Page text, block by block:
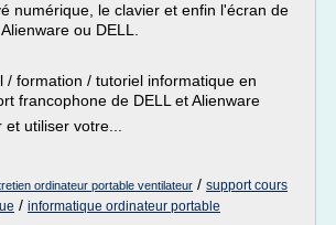
numérique, le clavier et enfin l'écran de
ou DELL.
/ formation / tutoriel informatique en
francophone de DELL et Alienware
utiliser votre...
ordinateur portable ventilateur / support cours
/ informatique ordinateur portable